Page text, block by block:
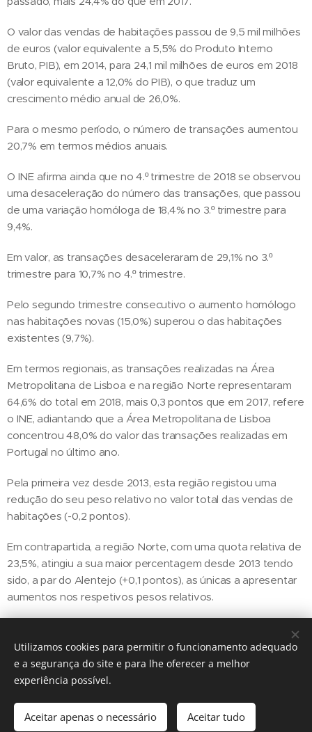
O valor das vendas de habitações passou de 9,5 mil milhões
de euros (valor equivalente a 5,5% do Produto Interno
Bruto, PIB), em 2014, para 24,1 mil milhões de euros em 2018
(valor equivalente a 12,0% do PIB), o que traduz um
crescimento médio anual de 26,0%.
Para o mesmo período, o número de transações aumentou
20,7% em termos médios anuais.
O INE afirma ainda que no 4.º trimestre de 2018 se observou
uma desaceleração do número das transações, que passou
de uma variação homóloga de 18,4% no 3.º trimestre para
9,4%.
Em valor, as transações desaceleraram de 29,1% no 3.º
trimestre para 10,7% no 4.º trimestre.
Pelo segundo trimestre consecutivo o aumento homólogo
nas habitações novas (15,0%) superou o das habitações
existentes (9,7%).
Em termos regionais, as transações realizadas na Área
Metropolitana de Lisboa e na região Norte representaram
64,6% do total em 2018, mais 0,3 pontos que em 2017, refere
o INE, adiantando que a Área Metropolitana de Lisboa
concentrou 48,0% do valor das transações realizadas em
Portugal no último ano.
Pela primeira vez desde 2013, esta região registou uma
redução do seu peso relativo no valor total das vendas de
habitações (-0,2 pontos).
Em contrapartida, a região Norte, com uma quota relativa de
23,5%, atingiu a sua maior percentagem desde 2013 tendo
sido, a par do Alentejo (+0,1 pontos), as únicas a apresentar
aumentos nos respetivos pesos relativos.
Share
Utilizamos cookies para permitir o funcionamento adequado
e a segurança do site e para lhe oferecer a melhor
experiência possível.
Aceitar apenas o necessário Aceitar tudo